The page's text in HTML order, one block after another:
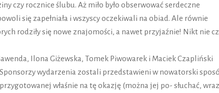
czy rocznice ślubu. Aż miło było obserwować serdeczne
się zapełniała i wszyscy oczekiwali na obiad. Ale równie
rodziły się nowe znajomości, a nawet przyjaźnie! Nikt nie
Ilona Giżewska, Tomek Piwowarek i Maciek Czapliński
wydarzenia zostali przedstawieni w nowatorski
właśnie na tę okazję (można jej po- słuchać,